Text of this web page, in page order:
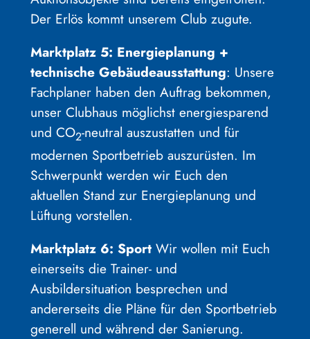
Der Erlös kommt unserem Club zugute.
Marktplatz 5: Energieplanung +
technische Gebäudeausstattung: Unsere
Fachplaner haben den Auftrag bekommen,
unser Clubhaus möglichst energiesparend
und CO2-neutral auszustatten und für
modernen Sportbetrieb auszurüsten. Im
Schwerpunkt werden wir Euch den
aktuellen Stand zur Energieplanung und
Lüftung vorstellen.
Marktplatz 6: Sport Wir wollen mit Euch
einerseits die Trainer- und
Ausbildersituation besprechen und
andererseits die Pläne für den Sportbetrieb
generell und während der Sanierung.